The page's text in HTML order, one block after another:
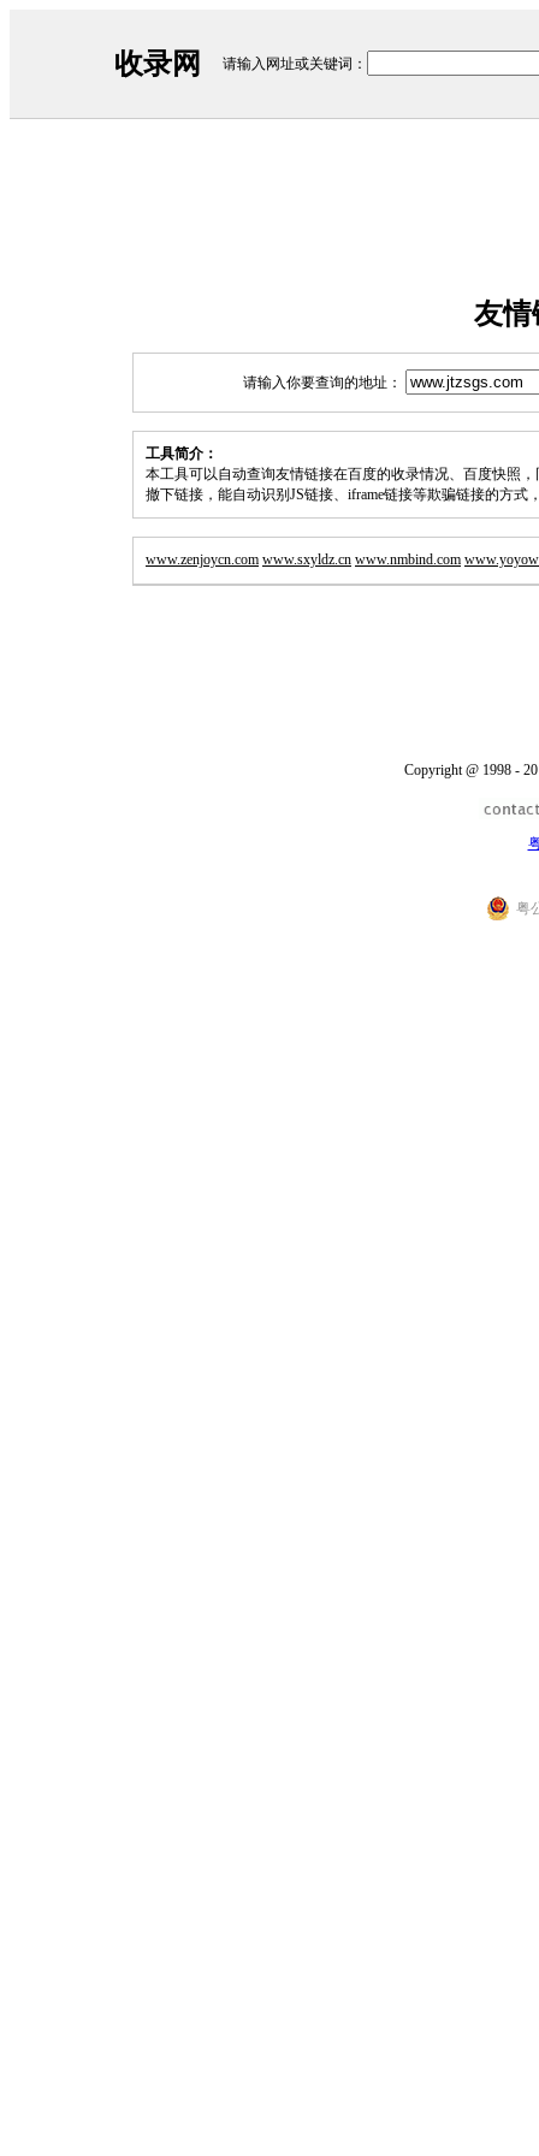
收录网 请输入网址或关键词：
友情
请输入你要查询的地址：
工具简介：
本工具可以自动查询友情链接在百度的收录情况、百度快照
撤下链接，能自动识别JS链接、iframe链接等欺骗链接的方式
www.zenjoycn.com www.sxyldz.cn www.nmbind.com
Copyright @ 1998 -
粤